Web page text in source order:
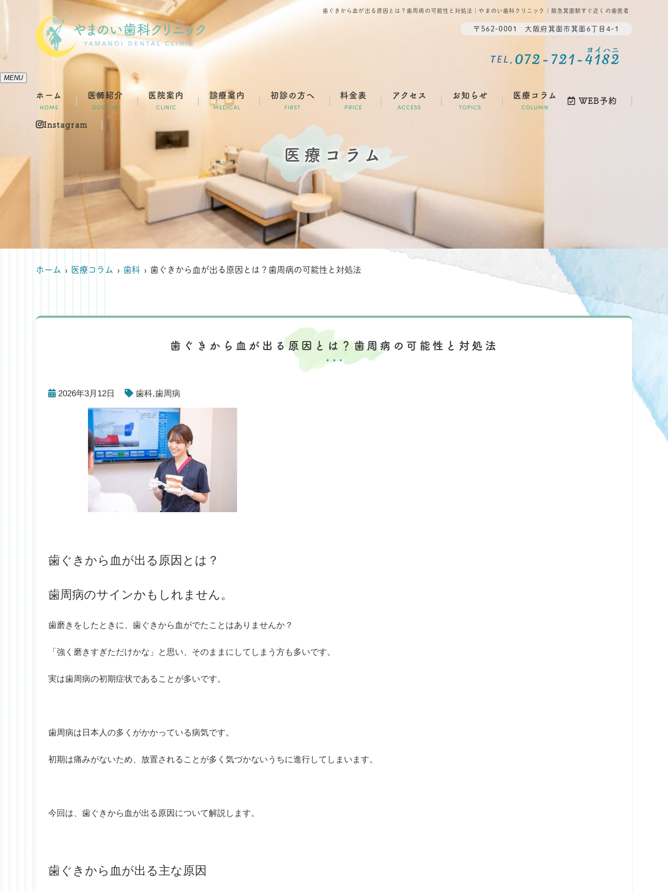
歯ぐきから血が出る原因とは？歯周病の可能性と対処法｜やまのい歯科クリニック｜阪急箕面駅すぐ近くの歯医者
〒562-0001 大阪府箕面市箕面6丁目4-1
ヨイハニ
TEL, 072-721-4182
MENU
ホーム
HOME
医師紹介
DOCTOR
医院案内
CLINIC
診療案内
MEDICAL
初診の方へ
FIRST
料金表
PRICE
アクセス
ACCESS
お知らせ
TOPICS
医療コラム
COLUMN
WEB予約
Instagram
医療コラム
ホーム 医療コラム 歯科 歯ぐきから血が出る原因とは？歯周病の可能性と対処法
歯ぐきから血が出る原因とは？歯周病の可能性と対処法
2026年3月12日 歯科,歯周病
歯ぐきから血が出る原因とは？
歯周病のサインかもしれません。
歯磨きをしたときに、歯ぐきから血がでたことはありませんか？
「強く磨きすぎただけかな」と思い、そのままにしてしまう方も多いです。
実は歯周病の初期症状であることが多いです。
歯周病は日本人の多くがかかっている病気です。
初期は痛みがないため、放置されることが多く気づかないうちに進行してしまいます。
今回は、歯ぐきから血が出る原因について解説します。
歯ぐきから血が出る主な原因